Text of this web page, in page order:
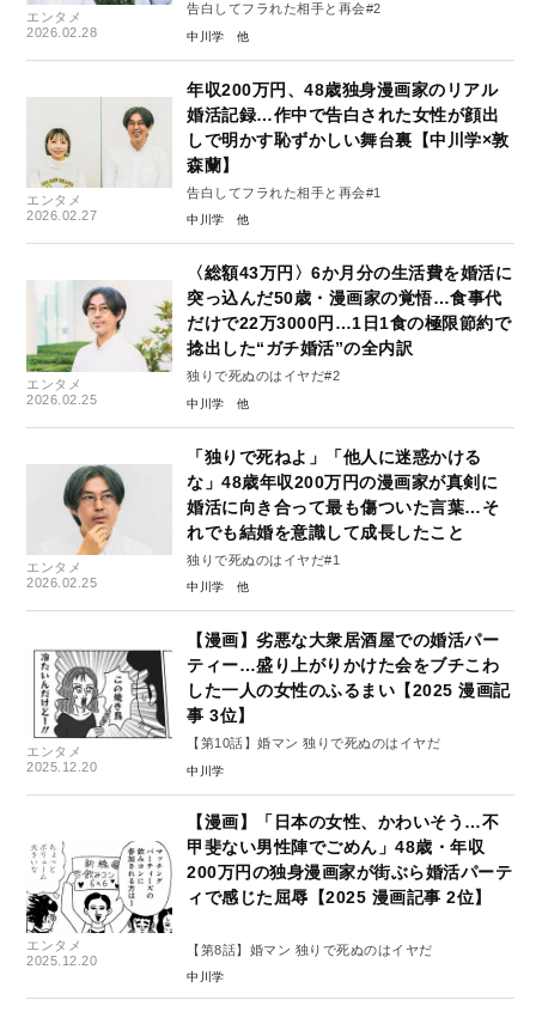
エンタメ
2026.02.28
告白してフラれた相手と再会#2
中川学
エンタメ
2026.02.27
年収200万円、48歳独身漫画家のリアル
婚活記録…作中で告白された女性が顔出
しで明かす恥ずかしい舞台裏【中川学×敦
森蘭】
告白してフラれた相手と再会#1
中川学
エンタメ
2026.02.25
〈総額43万円〉6か月分の生活費を婚活に
突っ込んだ50歳・漫画家の覚悟…食事代
だけで22万3000円…1日1食の極限節約で
捻出した“ガチ婚活”の全内訳
独りで死ぬのはイヤだ#2
中川学
エンタメ
2026.02.25
「独りで死ねよ」「他人に迷惑かける
な」48歳年収200万円の漫画家が真剣に
婚活に向き合って最も傷ついた言葉…そ
れでも結婚を意識して成長したこと
独りで死ぬのはイヤだ#1
中川学
エンタメ
2025.12.20
【漫画】劣悪な大衆居酒屋での婚活パー
ティー…盛り上がりかけた会をブチこわ
した一人の女性のふるまい【2025 漫画記
事 3位】
【第10話】婚マン 独りで死ぬのはイヤだ
中川学
エンタメ
2025.12.20
【漫画】「日本の女性、かわいそう…不
甲斐ない男性陣でごめん」48歳・年収
200万円の独身漫画家が街ぶら婚活パーテ
ィで感じた屈辱【2025 漫画記事 2位】
【第8話】婚マン 独りで死ぬのはイヤだ
中川学